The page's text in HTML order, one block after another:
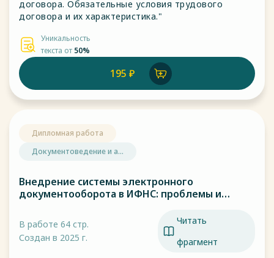
договора. Обязательные условия трудового
договора и их характеристика."
Уникальность
текста от 50%
195 ₽
Дипломная работа
Документоведение и а...
Внедрение системы электронного
документооборота в ИФНС: проблемы и
В работе 64 стр.
Создан в 2025 г.
Читать
фрагмент